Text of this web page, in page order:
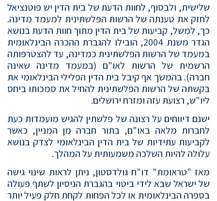
שלישית, ולבסוף, לחוות הדעת של בית הדין יש פוטנציאל
לחזק את טענתה של הרשות הפלשתינית למעמד מדינה.
כך, למשל, קביעות של בית הדין מתוך חוות הדעת בנושא
הגדר משנת 2004, הובילו להגברת ההכרה הבינלאומית
במעמד של הרשות הפלשתינית כמדינה, עד להצטרפותה
הרשמית של הרשות לאו"ם (במעמד מדינה שאינה
חברה). בהמשך אף קיבל בית הדין הפלילי הבינלאומי את
בקשתה של הרשות הפלשתינית להחיל את סמכותו ביחס
ליו"ש, רצועת עזה ומזרח ירושלים.
ישנם דיווחים על רצונה של פלשתין להגיש מועמדות כעת
לחברות מלאה באו"ם, בתור חברה מן המניין, כאשר
לקביעות עתידיות של בית הדין הבינלאומי לצדק בנושא
עלולה להיות השלכה משמעותית על המהלך.
מאז "טראומת" דו"ח גולדסטון, ניתן לראות שינוי גישה
של ישראל שבא לידי ביטוי בהגברת הניסיון לשתף פעולה
בספרה הבינלאומית או לכל הפחות לקחת חלק פעיל יותר